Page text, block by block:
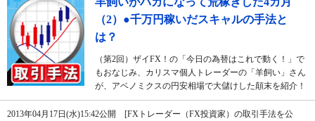
（2）●千万円稼いだスキャルの手法と
は？
（第2回）ザイFX！の「今日の為替はこれで動く！」で
もおなじみ、カリスマ個人トレーダーの「羊飼い」さん
が、アベノミクスの円安相場で大儲けした顛末を紹介！
2013年04月17日(水)15:42公開 [FXトレーダー（FX投資家）の取引手法を公